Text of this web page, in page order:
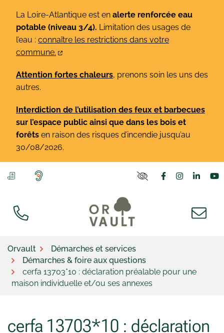
contenu
La Loire-Atlantique est en alerte renforcée eau
potable (niveau 3/4). Limitation des usages de
l’eau : connaître les restrictions dans votre
commune.
Attention fortes chaleurs, prenons soin les uns des
autres.
Interdiction de l’utilisation des feux et barbecues
sur l’espace public ainsi que dans les bois et
forêts en raison des risques d’incendie jusqu’au
30/08/2026.
Lien vers le
Lien vers
Lien
Orvault
Démarches et services
Démarches & foire aux questions
cerfa 13703*10 : déclaration préalable pour une
maison individuelle et/ou ses annexes
cerfa 13703*10 : déclaration